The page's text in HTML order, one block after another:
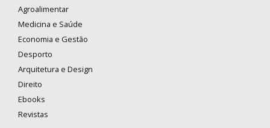
Agroalimentar
Medicina e Saúde
Economia e Gestão
Desporto
Arquitetura e Design
Direito
Ebooks
Revistas